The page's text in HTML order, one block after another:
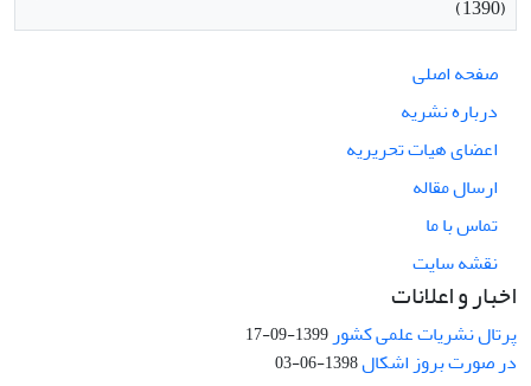
(1390)
صفحه اصلی
درباره نشریه
اعضای هیات تحریریه
ارسال مقاله
تماس با ما
نقشه سایت
اخبار و اعلانات
پرتال نشریات علمی کشور1399-09-17
در صورت بروز اشکال1398-06-03